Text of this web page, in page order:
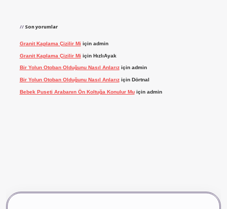
Son yorumlar
Granit Kaplama Çizilir Mi için admin
Granit Kaplama Çizilir Mi için HızlıAyak
Bir Yolun Otoban Olduğunu Nasıl Anlarıziçin admin
Bir Yolun Otoban Olduğunu Nasıl Anlarıziçin Dörtnal
Bebek Puseti Arabanın Ön Koltuğa Konulur Muiçin admin